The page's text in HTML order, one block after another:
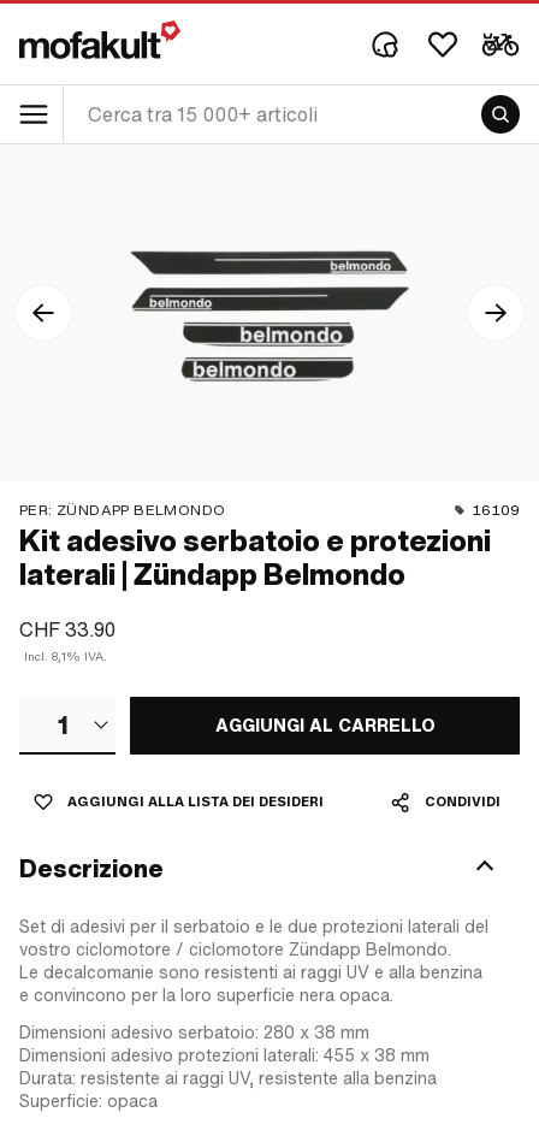
PER: ZÜNDAPP BELMONDO 16109
Kit adesivo serbatoio e protezioni
laterali | Zündapp Belmondo
CHF 33.90
Incl. 8,1% IVA.
1 AGGIUNGI AL CARRELLO
AGGIUNGI ALLA LISTA DEI DESIDERI CONDIVIDI
Descrizione
Set di adesivi per il serbatoio e le due protezioni laterali del
vostro ciclomotore / ciclomotore Zündapp Belmondo.
Le decalcomanie sono resistenti ai raggi UV e alla benzina
e convincono per la loro superficie nera opaca.
Dimensioni adesivo serbatoio: 280 x 38 mm
Dimensioni adesivo protezioni laterali: 455 x 38 mm
Durata: resistente ai raggi UV, resistente alla benzina
Superficie: opaca